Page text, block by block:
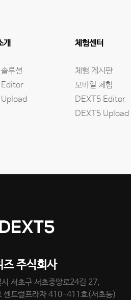
개
루션
Editor
체험센터
체험 게시판
모바일 체험
DEXT5 Editor
DEXT5 Upload
즈 주식회사
서초구 서초중앙로24길 27,
센트럴프라자 410-411호(서초동)